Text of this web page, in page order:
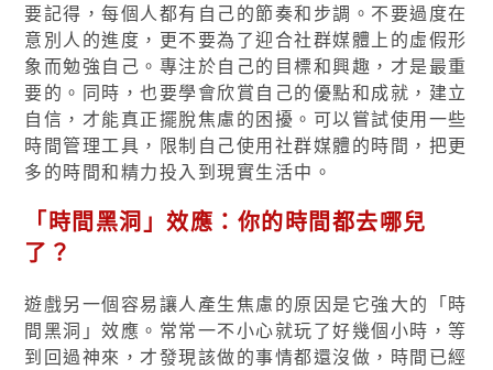
要記得，每個人都有自己的節奏和步調。不要過度在
意別人的進度，更不要為了迎合社群媒體上的虛假形
象而勉強自己。專注於自己的目標和興趣，才是最重
要的。同時，也要學會欣賞自己的優點和成就，建立
自信，才能真正擺脫焦慮的困擾。可以嘗試使用一些
時間管理工具，限制自己使用社群媒體的時間，把更
多的時間和精力投入到現實生活中。
「時間黑洞」效應：你的時間都去哪兒
了？
遊戲另一個容易讓人產生焦慮的原因是它強大的「時
間黑洞」效應。常常一不小心就玩了好幾個小時，等
到回過神來，才發現該做的事情都還沒做，時間已經